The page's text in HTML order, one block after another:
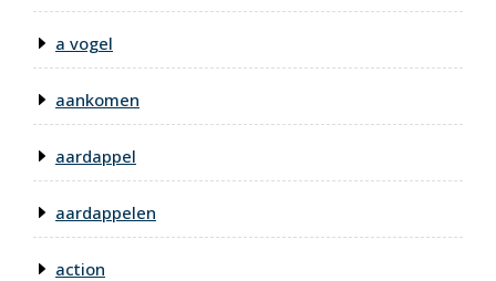
a vogel
aankomen
aardappel
aardappelen
action